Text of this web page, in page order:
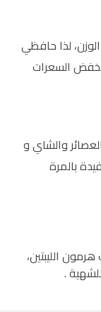
لذا حافظي
السعرات
والشاي و
بالمرة
الليبتين،
.